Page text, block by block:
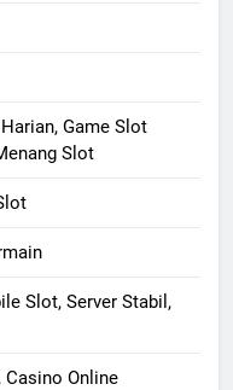
Game Slot
Slot
Slot, Server Stabil,
Casino Online